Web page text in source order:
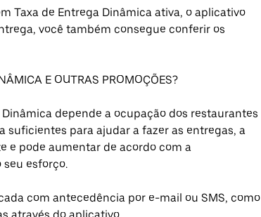
Taxa de Entrega Dinâmica ativa, o aplicativo
você também consegue conferir os
E OUTRAS PROMOÇÕES?
depende a ocupação dos restaurantes
suficientes para ajudar a fazer as entregas, a
e pode aumentar de acordo com a
esforço.
com antecedência por e-mail ou SMS, como